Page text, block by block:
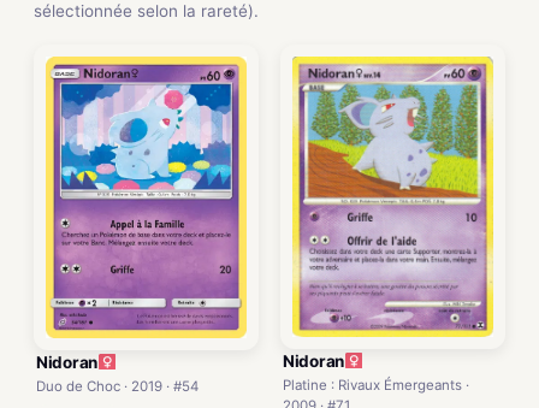
sélectionnée selon la rareté).
Nidoran
Duo de Choc · 2019 · #54
Nidoran
Platine : Rivaux Émergeants ·